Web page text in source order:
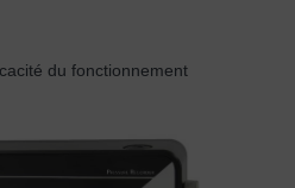
du fonctionnement